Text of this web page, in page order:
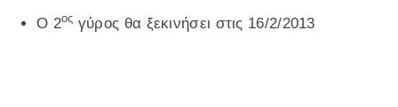
Ο 2ος γύρος θα ξεκινήσει στις 16/2/2013